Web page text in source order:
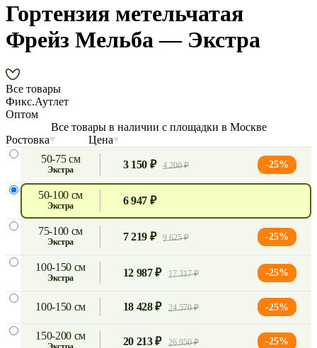
Гортензия метельчатая
Фрейз Мельба — Экстра
Все товары
Фикс.Аутлет
Оптом
Все товары в наличии с площадки в Москве
Ростовка
Цена
50-75 см
экстра 3 150 ₽ 4 200 ₽ -25%
50-100 см
экстра 6 947 ₽
75-100 см
экстра 7 219 ₽ 9 625 ₽ -25%
100-150 см
экстра 12 987 ₽ 17 317 ₽ -25%
100-150 см 18 428 ₽ 24 570 ₽ -25%
150-200 см 20 213 ₽ 26 950 ₽ -25%